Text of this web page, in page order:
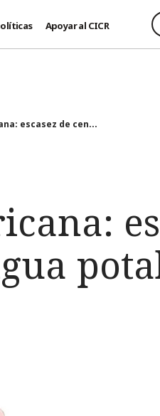
Apoyar al CICR
escasez de cen...